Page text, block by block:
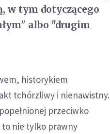
w tym dotyczącego
albo "drugim
historykiem
tchórzliwy i nienawistny.
przeciwko
nie tylko prawny